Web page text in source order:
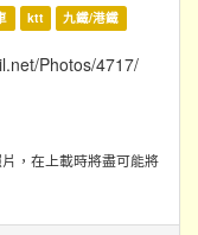
ktt
九鐵/港鐵
Photos/4717/
，在上載時將盡可能將